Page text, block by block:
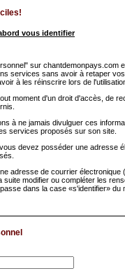
vous identifier
sur chantdemonpays.com
services sans avoir à retaper
à les réinscrire lors de
moment d'un droit d'accès, de
à ne jamais divulguer ces
services proposés sur son site.
devez posséder une adresse
adresse de courrier
suite modifier ou compléter les
dans la case «s'identifier» du